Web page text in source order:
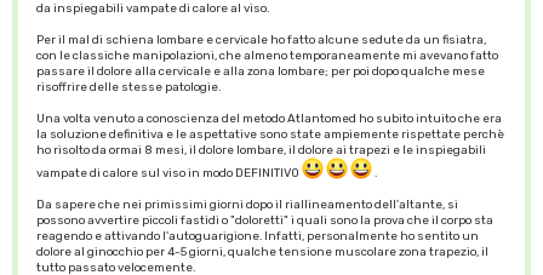
da inspiegabili vampate di calore al viso.
Per il mal di schiena lombare e cervicale ho fatto alcune sedute da un fisiatra,
con le classiche manipolazioni, che almeno temporaneamente mi avevano fatto
passare il dolore alla cervicale e alla zona lombare; per poi dopo qualche mese
risoffrire delle stesse patologie.
Una volta venuto a conoscienza del metodo Atlantomed ho subito intuito che era
la soluzione definitiva e le aspettative sono state ampiemente rispettate perchè
ho risolto da ormai 8 mesi, il dolore lombare, il dolore ai trapezi e le inspiegabili
vampate di calore sul viso in modo DEFINITIVO
Da sapere che nei primissimi giorni dopo il riallineamento dell'altante, si
possono avvertire piccoli fastidi o "doloretti" i quali sono la prova che il corpo sta
reagendo e attivando l'autoguarigione. Infatti, personalmente ho sentito un
dolore al ginocchio per 4-5 giorni, qualche tensione muscolare zona trapezio, il
tutto passato velocemente.